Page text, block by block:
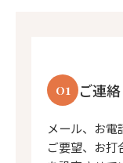
01 ご連
メール、お電
ご要望、お打